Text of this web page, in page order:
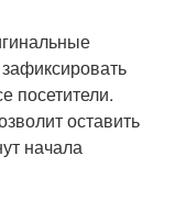
посетители.
оставить
начала